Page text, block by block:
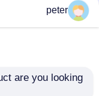
peter
are you looking